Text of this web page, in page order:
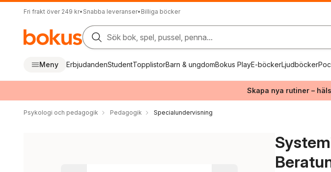
Fri frakt över 249 kr• Snabba leveranser• Billiga böcker
Sök bok, spel, pussel, penna...
Meny ErbjudandenStudentTopplistorBarn & ungdomBokus PlayE-böckerLjudböcker
Skapa nya rutiner –
Psykologi och pedagogik Pedagogik Specialundervisning